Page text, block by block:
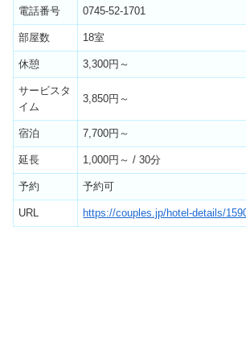
電話番号 0745-52-1701
部屋数 18室
休憩 3,300円～
サービスタ
イム
3,850円～
宿泊 7,700円～
延長 1,000円～ / 30分
予約 予約可
URL https://couples.jp/hotel-details/